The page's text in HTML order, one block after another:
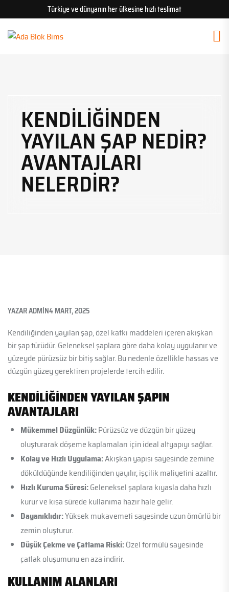
Türkiye ve dünyanın her ülkesine hızlı teslimat
KENDILIĞINDEN
YAYILAN ŞAP NEDIR?
AVANTAJLARI
NELERDIR?
YAZARADMIN4 MART, 2025
Kendiliğinden yayılan şap, özel katkı maddeleri içeren akışkan
bir şap türüdür. Geleneksel şaplara göre daha kolay uygulanır ve
yüzeyde pürüzsüz bir bitiş sağlar. Bu nedenle özellikle hassas ve
düzgün yüzey gerektiren projelerde tercih edilir.
KENDILIĞINDEN YAYILAN ŞAPIN
AVANTAJLARI
Mükemmel Düzgünlük:Pürüzsüz ve düzgün bir yüzey
oluşturarak döşeme kaplamaları için ideal altyapıyı sağlar.
Kolay ve Hızlı Uygulama:Akışkan yapısı sayesinde zemine
döküldüğünde kendiliğinden yayılır, işçilik maliyetini azaltır.
Hızlı Kuruma Süresi:Geleneksel şaplara kıyasla daha hızlı
kurur ve kısa sürede kullanıma hazır hale gelir.
Dayanıklıdır:Yüksek mukavemeti sayesinde uzun ömürlü bir
zemin oluşturur.
Düşük Çekme ve Çatlama Riski:Özel formülü sayesinde
çatlak oluşumunu en aza indirir.
KULLANIM ALANLARI